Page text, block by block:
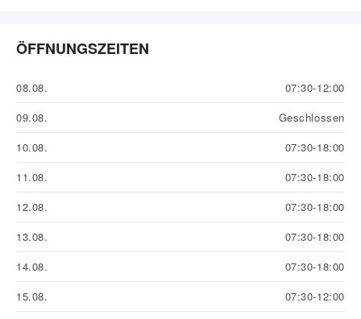
ÖFFNUNGSZEITEN
08.08.
07:30-12:00
09.08.
Geschlossen
10.08.
07:30-18:00
11.08.
07:30-18:00
12.08.
07:30-18:00
13.08.
07:30-18:00
14.08.
07:30-18:00
15.08.
07:30-12:00